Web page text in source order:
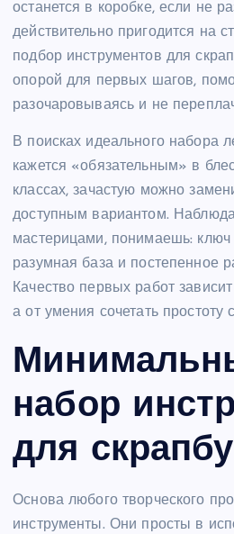
останется в коробке, если не
действительно пригодится на
подбор инструментов для
опорой для первых шагов,
разочаровываясь и не
В поисках идеального набора
кажется «обязательным» в
классах, зачастую можно
доступным вариантом.
мастерицами, понимаешь: ключ
разумная база и постепенное
Качество первых работ
а от умения сочетать простоту
набор
для
Основа любого творческого
инструменты. Они просты в